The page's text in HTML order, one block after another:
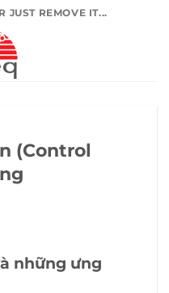
JUST REMOVE IT...
(Control
những ưng